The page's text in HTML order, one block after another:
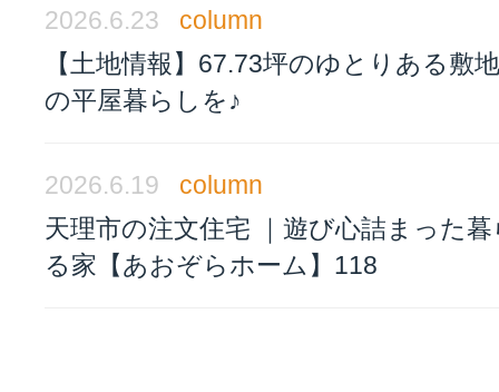
2026.6.23
column
【土地情報】67.73坪のゆとりある敷
の平屋暮らしを♪
2026.6.19
column
天理市の注文住宅 ｜遊び心詰まった
る家【あおぞらホーム】118